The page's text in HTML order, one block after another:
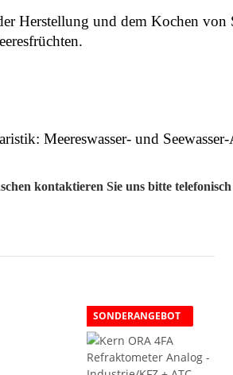
Herstellung und dem Kochen
Meereswasser- und
kontaktieren Sie uns bitte
SONDERANGEBOT